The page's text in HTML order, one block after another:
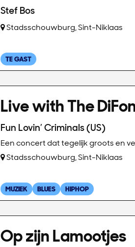
Stef Bos
Stadsschouwburg, Sint-Niklaas
TE GAST
Live with The
Fun Lovin’ Criminals (US)
Een concert dat tegelijk groots en
Stadsschouwburg, Sint-Niklaas
MUZIEK BLUES HIPHOP
Op zijn Lamootjes